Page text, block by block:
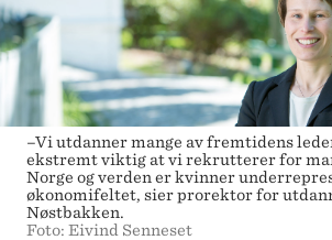
–Vi utdanner mange av fremtidens
ekstremt viktig at vi rekrutterer for
Norge og verden er kvinner
økonomifeltet, sier prorektor for
Nøstbakken.
Foto: Eivind Senneset